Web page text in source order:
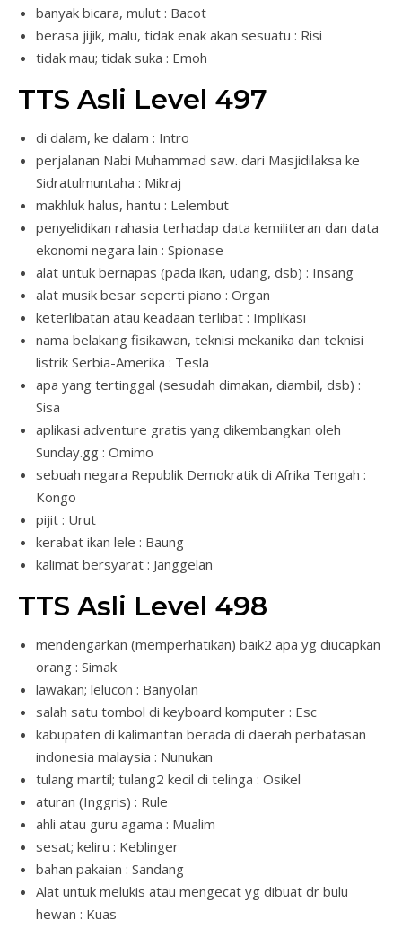
banyak bicara, mulut : Bacot
berasa jijik, malu, tidak enak akan sesuatu : Risi
tidak mau; tidak suka : Emoh
TTS Asli Level 497
di dalam, ke dalam : Intro
perjalanan Nabi Muhammad saw. dari Masjidilaksa ke
Sidratulmuntaha : Mikraj
makhluk halus, hantu : Lelembut
penyelidikan rahasia terhadap data kemiliteran dan data
ekonomi negara lain : Spionase
alat untuk bernapas (pada ikan, udang, dsb) : Insang
alat musik besar seperti piano : Organ
keterlibatan atau keadaan terlibat : Implikasi
nama belakang fisikawan, teknisi mekanika dan teknisi
listrik Serbia-Amerika : Tesla
apa yang tertinggal (sesudah dimakan, diambil, dsb) :
Sisa
aplikasi adventure gratis yang dikembangkan oleh
Sunday.gg : Omimo
sebuah negara Republik Demokratik di Afrika Tengah :
Kongo
pijit : Urut
kerabat ikan lele : Baung
kalimat bersyarat : Janggelan
TTS Asli Level 498
mendengarkan (memperhatikan) baik2 apa yg diucapkan
orang : Simak
lawakan; lelucon : Banyolan
salah satu tombol di keyboard komputer : Esc
kabupaten di kalimantan berada di daerah perbatasan
indonesia malaysia : Nunukan
tulang martil; tulang2 kecil di telinga : Osikel
aturan (Inggris) : Rule
ahli atau guru agama : Mualim
sesat; keliru : Keblinger
bahan pakaian : Sandang
Alat untuk melukis atau mengecat yg dibuat dr bulu
hewan : Kuas